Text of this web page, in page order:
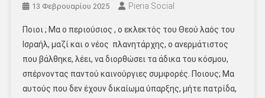
13 Φεβρουαρίου 2025 Pieria Social
Ποιοι ; Μα ο περιούσιος , ο εκλεκτός του Θεού λαός του
Ισραήλ, μαζί και ο νέος πλανητάρχης, ο ανερμάτιστος
που βάλθηκε, λέει, να διορθώσει τα άδικα του κόσμου,
σπέρνοντας παντού καινούργιες συμφορές. Ποιους; Μα
αυτούς που δεν έχουν δικαίωμα ύπαρξης, μήτε πατρίδα,